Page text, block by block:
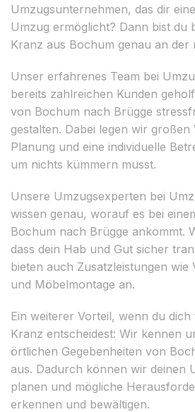
Umzugsunternehmen, das dir
Umzug ermöglicht? Dann bist du
Kranz aus Bochum genau an der
Unser erfahrenes Team bei
bereits zahlreichen Kunden
von Bochum nach Brügge
gestalten. Dabei legen wir
Planung und eine individuelle
um nichts kümmern musst.
Unsere Umzugsexperten bei
wissen genau, worauf es bei
Bochum nach Brügge ankommt.
dass dein Hab und Gut sicher
bieten auch Zusatzleistungen wie
und Möbelmontage an.
Ein weiterer Vorteil, wenn du
Kranz entscheidest: Wir kennen
örtlichen Gegebenheiten von
aus. Dadurch können wir deinen
planen und mögliche
erkennen und bewältigen.